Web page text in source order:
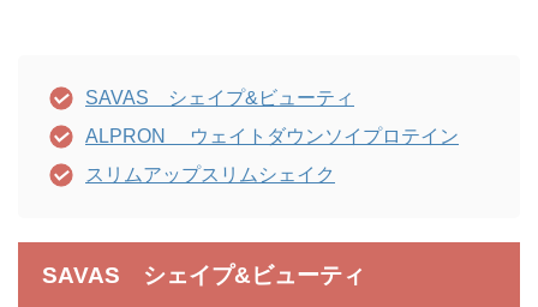
SAVAS シェイプ&ビューティ
ALPRON ウェイトダウンソイプロテイン
スリムアップスリムシェイク
SAVAS シェイプ&ビューティ